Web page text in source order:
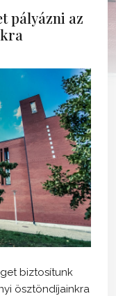
pályázni az
biztosítunk
ösztöndíjainkra